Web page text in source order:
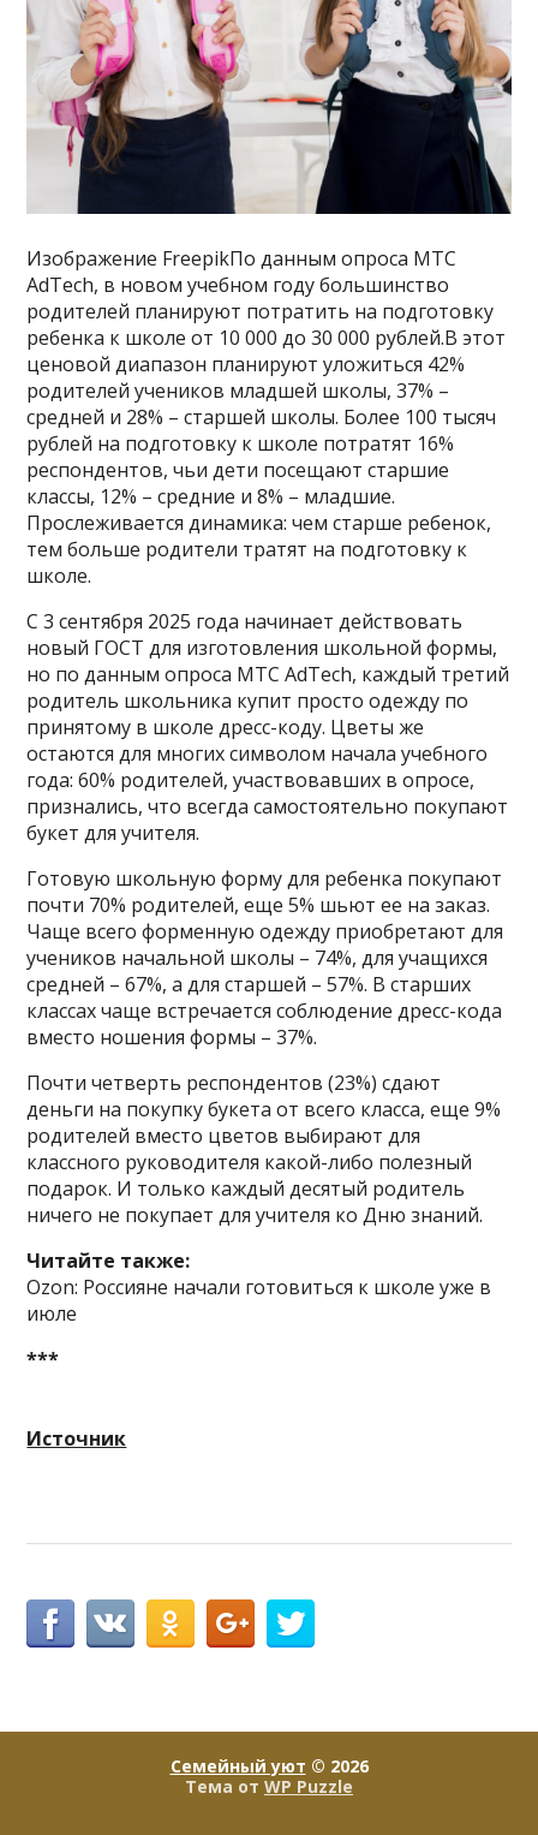
Изображение FreepikПо данным опроса МТС
AdTech, в новом учебном году большинство
родителей планируют потратить на подготовку
ребенка к школе от 10 000 до 30 000 рублей.В этот
ценовой диапазон планируют уложиться 42%
родителей учеников младшей школы, 37% –
средней и 28% – старшей школы. Более 100 тысяч
рублей на подготовку к школе потратят 16%
респондентов, чьи дети посещают старшие
классы, 12% – средние и 8% – младшие.
Прослеживается динамика: чем старше ребенок,
тем больше родители тратят на подготовку к
школе.
С 3 сентября 2025 года начинает действовать
новый ГОСТ для изготовления школьной формы,
но по данным опроса МТС AdTech, каждый третий
родитель школьника купит просто одежду по
принятому в школе дресс-коду. Цветы же
остаются для многих символом начала учебного
года: 60% родителей, участвовавших в опросе,
признались, что всегда самостоятельно покупают
букет для учителя.
Готовую школьную форму для ребенка покупают
почти 70% родителей, еще 5% шьют ее на заказ.
Чаще всего форменную одежду приобретают для
учеников начальной школы – 74%, для учащихся
средней – 67%, а для старшей – 57%. В старших
классах чаще встречается соблюдение дресс-кода
вместо ношения формы – 37%.
Почти четверть респондентов (23%) сдают
деньги на покупку букета от всего класса, еще 9%
родителей вместо цветов выбирают для
классного руководителя какой-либо полезный
подарок. И только каждый десятый родитель
ничего не покупает для учителя ко Дню знаний.
Читайте также:
Ozon: Россияне начали готовиться к школе уже в
июле
***
Источник
Семейный уют © 2026
Тема от WP Puzzle